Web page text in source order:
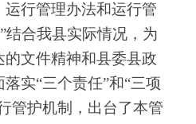
行管理办法和运行管
”结合我县实际情况， 为
文件精神和县委县政
落实“三个责任”和“三项
管护机制 ， 出台了本管